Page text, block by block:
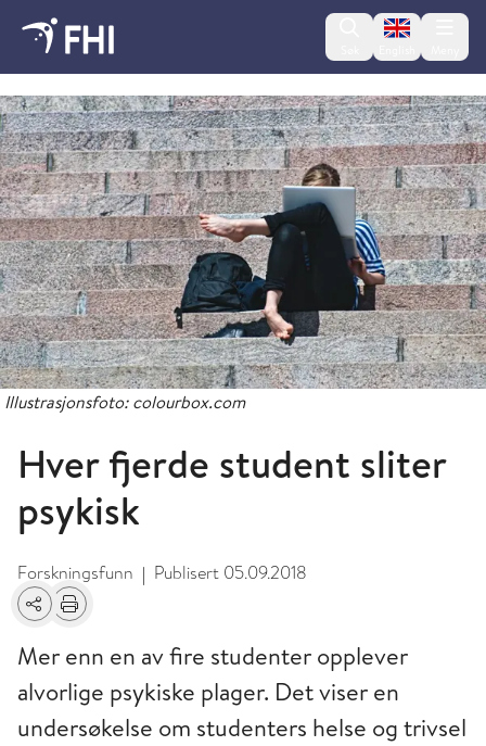
Change
2018 og eldre nyheter fra FHI
Illustrasjonsfoto: colourbox.com
Hver fjerde student sliter
psykisk
Forskningsfunn | Publisert 05.09.2018
Del Skriv ut
Mer enn en av fire studenter opplever
alvorlige psykiske plager. Det viser en
undersøkelse om studenters helse og trivsel